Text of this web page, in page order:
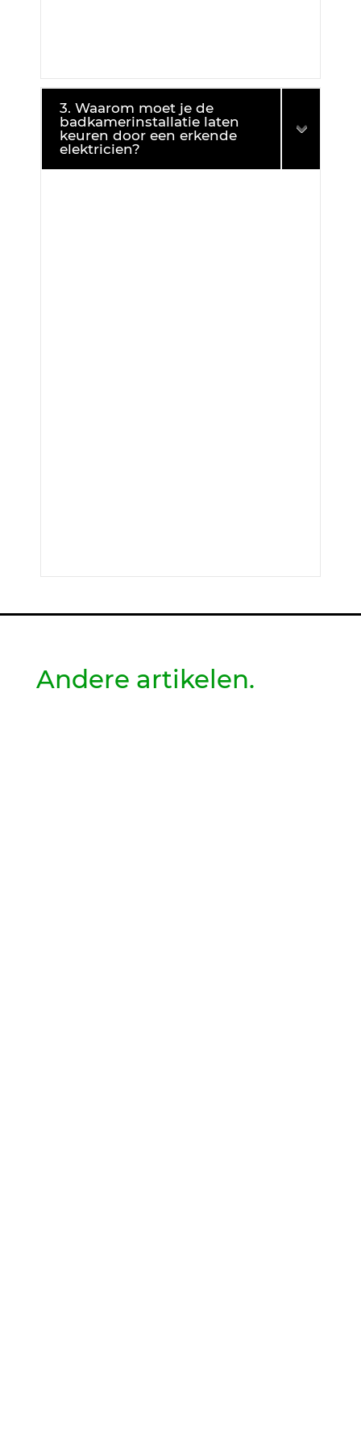
3. Waarom moet je de
badkamerinstallatie laten
keuren door een erkende
elektricien?
Andere artikelen.